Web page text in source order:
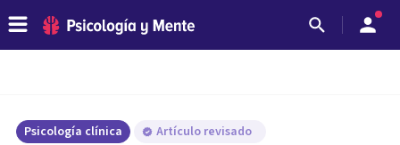
Psicología clínica Artículo revisado